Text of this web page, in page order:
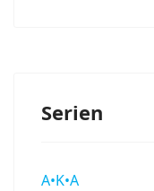
Serien
A•K•A